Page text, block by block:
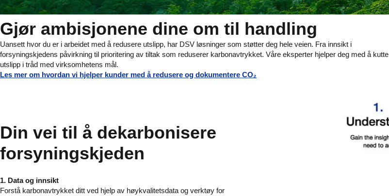
Gjør ambisjonene dine om til handling
Uansett hvor du er i arbeidet med å redusere utslipp, har DSV løsninger som støtter deg hele veien. Fra innsikt i
forsyningskjedens påvirkning til prioritering av tiltak som reduserer karbonavtrykket. Våre eksperter hjelper deg med å kutte
utslipp i tråd med virksomhetens mål.
Les mer om hvordan vi hjelper kunder med å redusere og dokumentere CO₂
Din vei til å dekarbonisere
forsyningskjeden
1. Data og innsikt
Forstå karbonavtrykket ditt ved hjelp av høykvalitetsdata og verktøy for